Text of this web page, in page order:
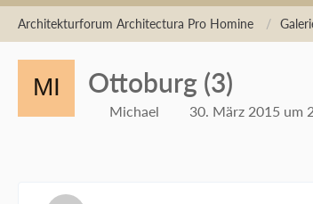
Architekturforum Architectura Pro Homine
Ottoburg (3)
Michael 30. März 2015 um